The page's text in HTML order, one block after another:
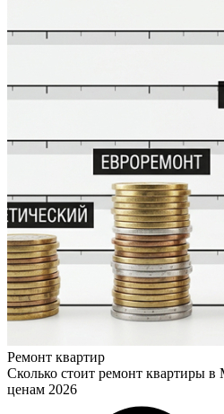
Ремонт квартир
Сколько стоит ремонт квартиры
ценам 2026